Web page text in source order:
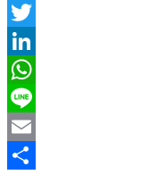
Facebook
Twitter
LinkedIn
WhatsApp
Line
Email